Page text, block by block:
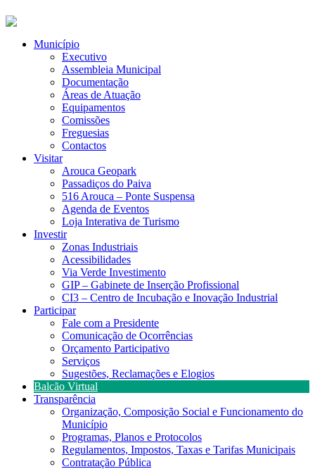
Município
Executivo
Assembleia Municipal
Documentação
Áreas de Atuação
Equipamentos
Comissões
Freguesias
Contactos
Visitar
Arouca Geopark
Passadiços do Paiva
516 Arouca – Ponte Suspensa
Agenda de Eventos
Loja Interativa de Turismo
Investir
Zonas Industriais
Acessibilidades
Via Verde Investimento
GIP – Gabinete de Inserção Profissional
CI3 – Centro de Incubação e Inovação Industrial
Participar
Fale com a Presidente
Comunicação de Ocorrências
Orçamento Participativo
Serviços
Sugestões, Reclamações e Elogios
Balcão Virtual
Transparência
Organização, Composição Social e Funcionamento do
Município
Programas, Planos e Protocolos
Regulamentos, Impostos, Taxas e Tarifas Municipais
Contratação Pública